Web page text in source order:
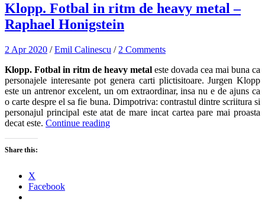
Klopp. Fotbal in ritm de heavy metal –
Raphael Honigstein
2 Apr 2020 /Emil Calinescu / 2 Comments
Klopp. Fotbal in ritm de heavy metal este dovada cea mai buna ca
personajele interesante pot genera carti plictisitoare. Jurgen Klopp
este un antrenor excelent, un om extraordinar, insa nu e de ajuns ca
o carte despre el sa fie buna. Dimpotriva: contrastul dintre scriitura si
personajul principal este atat de mare incat cartea pare mai proasta
decat este. Continue reading
Share this:
X
Facebook